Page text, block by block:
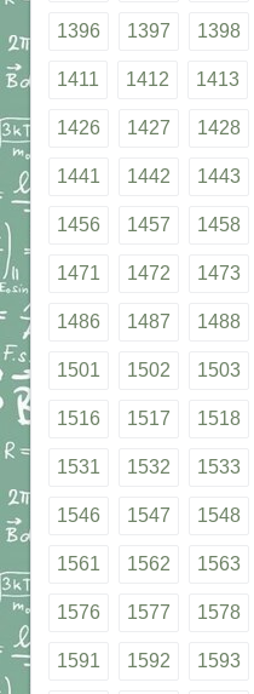
1396 1397 1398
1411 1412 1413
1426 1427 1428
1441 1442 1443
1456 1457 1458
1471 1472 1473
1486 1487 1488
1501 1502 1503
1516 1517 1518
1531 1532 1533
1546 1547 1548
1561 1562 1563
1576 1577 1578
1591 1592 1593